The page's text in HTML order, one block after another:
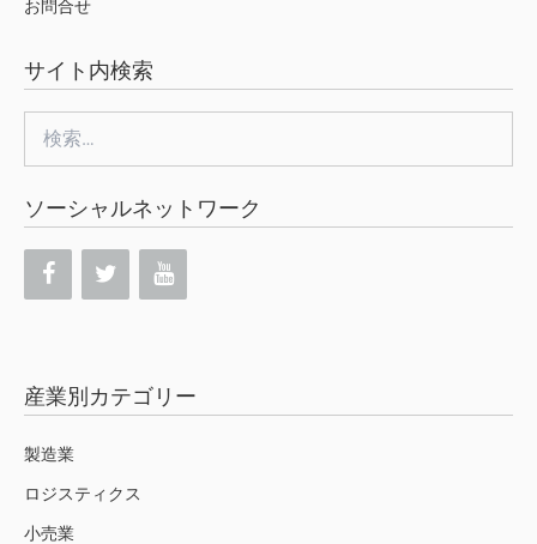
お問合せ
サイト内検索
ソーシャルネットワーク
産業別カテゴリー
製造業
ロジスティクス
小売業